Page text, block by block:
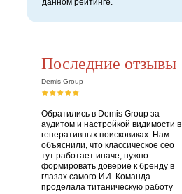
данном рейтинге.
Последние отзывы
Demis Group
Обратились в Demis Group за
аудитом и настройкой видимости в
генеративных поисковиках. Нам
объяснили, что классическое сео
тут работает иначе, нужно
формировать доверие к бренду в
глазах самого ИИ. Команда
проделала титаническую работу